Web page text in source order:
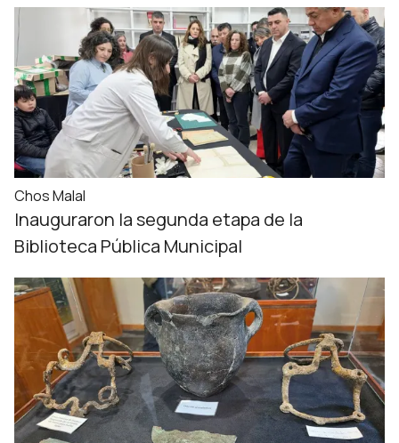
Chos Malal
Inauguraron la segunda etapa de la
Biblioteca Pública Municipal